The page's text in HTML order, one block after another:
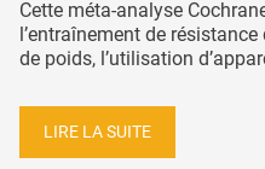
Cette méta-analyse
l’entraînement de
de poids, l’utilisation
LIRE LA SUITE